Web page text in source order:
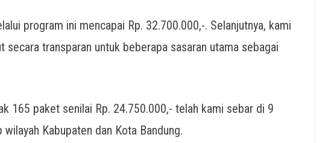
program ini mencapai Rp. 32.700.000,-. Selanjutnya, kami
secara transparan untuk beberapa sasaran utama sebagai
165 paket senilai Rp. 24.750.000,- telah kami sebar di 9
Kabupaten dan Kota Bandung.